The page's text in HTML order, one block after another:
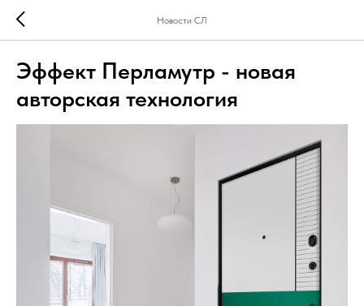
Новости СЛ
Эффект Перламутр - новая
авторская технология